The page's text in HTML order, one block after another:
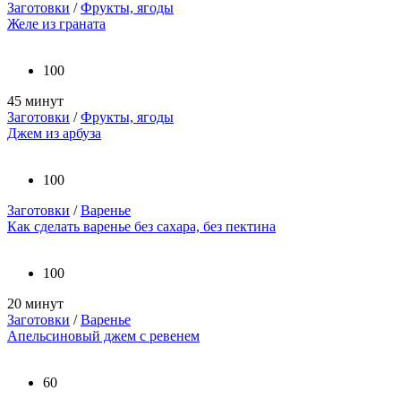
Заготовки /Фрукты, ягоды
Желе из граната
100
45 минут
Заготовки /Фрукты, ягоды
Джем из арбуза
100
Заготовки /Варенье
Как сделать варенье без сахара, без пектина
100
20 минут
Заготовки /Варенье
Апельсиновый джем с ревенем
60